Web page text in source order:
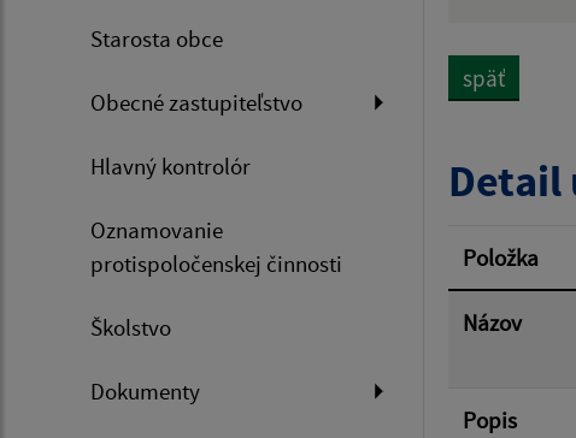
Starosta obce
Obecné zastupiteľstvo
Hlavný kontrolór
Oznamovanie
protispoločenskej činnosti
Školstvo
Dokumenty
Filtrovať
späť
Detail
Položka
Názov
Popis